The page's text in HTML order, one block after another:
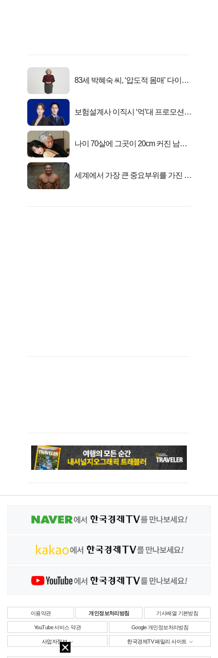
83세 박혜숙 씨, ‘압도적 몸매’ 다이어
보험설계사 이직시 ‘억’대 프로모션!
나이 70살에 그곳이 20cm 커진 남자..
세계에서 가장 큰 중요부위를 가진 남
이용약관 개인정보처리방침 기사배열 기본방침
YouTube 서비스 약관 Google 개인정보처리방침
사업자정보 한국경제TV 패밀리 사이트